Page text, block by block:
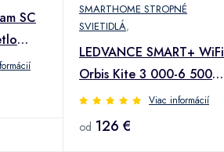
SC
SMARTHOME STROPNÉ
SVIETIDLÁ,
LEDVANCE SMART+ WiFi
Orbis Kite 3 000-6 500K
51 cm
Viac informácií
od 126 €